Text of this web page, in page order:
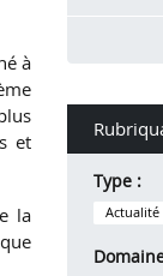
à
et
la
Type :
Actualité